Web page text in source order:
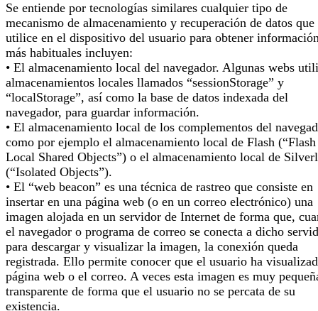
Se entiende por tecnologías similares cualquier tipo de
mecanismo de almacenamiento y recuperación de datos que
utilice en el dispositivo del usuario para obtener
más habituales incluyen:
• El almacenamiento local del navegador. Algunas webs
almacenamientos locales llamados “sessionStorage” y
“localStorage”, así como la base de datos indexada del
navegador, para guardar información.
• El almacenamiento local de los complementos del
como por ejemplo el almacenamiento local de Flash (“Flash
Local Shared Objects”) o el almacenamiento local de
(“Isolated Objects”).
• El “web beacon” es una técnica de rastreo que consiste en
insertar en una página web (o en un correo electrónico) una
imagen alojada en un servidor de Internet de forma que,
el navegador o programa de correo se conecta a dicho
para descargar y visualizar la imagen, la conexión queda
registrada. Ello permite conocer que el usuario ha
página web o el correo. A veces esta imagen es muy
transparente de forma que el usuario no se percata de su
existencia.